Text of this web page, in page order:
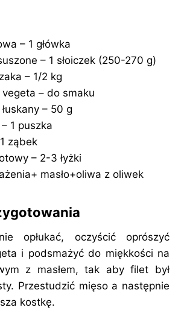
– 1 główka
– 1 słoiczek (250-270 g)
– 1/2 kg
– do smaku
– 50 g
1 puszka
ząbek
– 2-3 łyżki
masło+oliwa z oliwek
opłukać, oczyścić oprószyć
i podsmażyć do miękkości na
z masłem, tak aby filet był
Przestudzić mięso a następnie
kostkę.